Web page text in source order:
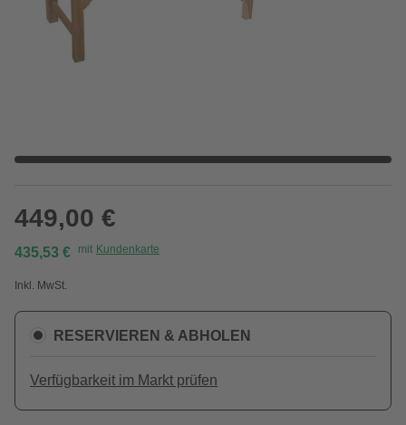
449,00 €
435,53 € mit Kundenkarte
Inkl. MwSt.
RESERVIEREN & ABHOLEN
Verfügbarkeit im Markt prüfen